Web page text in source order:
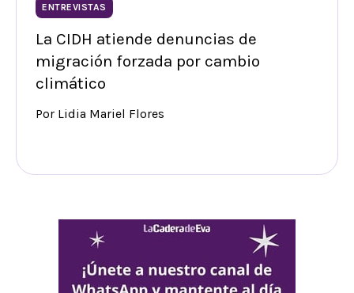
ENTREVISTAS
La CIDH atiende denuncias de
migración forzada por cambio
climático
Por Lidia Mariel Flores